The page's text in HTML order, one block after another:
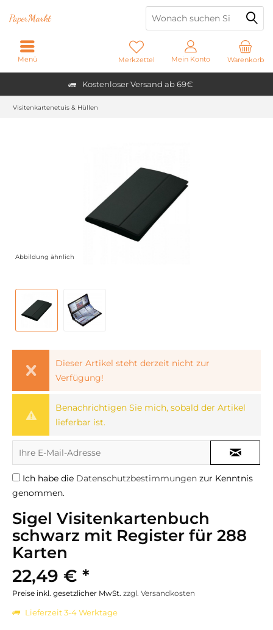
Kostenloser Versand ab 69€
PaperMarkt
Warenkorb
Merkzettel Mein Konto
Menü
Visitenkartenetuis & Hüllen
Abbildung ähnlich
Dieser Artikel steht derzeit nicht zur
Verfügung!
Benachrichtigen Sie mich, sobald der Artikel
lieferbar ist.
Ich habe die Datenschutzbestimmungen zur Kenntnis
genommen.
Sigel Visitenkartenbuch
schwarz mit Register für 288
Karten
22,49 € *
Preise inkl. gesetzlicher MwSt. zzgl. Versandkosten
Lieferzeit 3-4 Werktage